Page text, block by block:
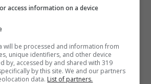
Lario e Marta Fascina
dell’ex Premier). Le due
vestite in blu, e
attirato l’attenzione di tutti i
elegantissimi outfit.
access information on a device
will be processed and information from
unique identifiers, and other device
by, accessed by and shared with 319
by this site. We and our partners
data. List of partners.